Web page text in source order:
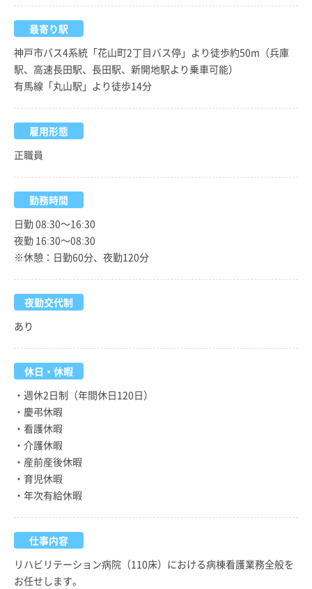
最寄り駅
神戸市バス4系統「花山町2丁目バス停」より徒歩約50m（兵庫
駅、高速長田駅、長田駅、新開地駅より乗車可能）
有馬線「丸山駅」より徒歩14分
雇用形態
正職員
勤務時間
日勤 08:30～16:30
夜勤 16:30～08:30
※休憩：日勤60分、夜勤120分
夜勤交代制
あり
休日・休暇
・週休2日制（年間休日120日）
・慶弔休暇
・看護休暇
・介護休暇
・産前産後休暇
・育児休暇
・年次有給休暇
仕事内容
リハビリテーション病院（110床）における病棟看護業務全般を
お任せします。